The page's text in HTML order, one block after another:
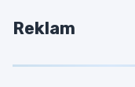
Reklam